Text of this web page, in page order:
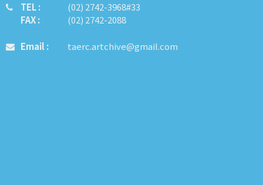
TEL :
FAX :
​​​​(02) 2742-3968#33
(02) 2742-2088
Email : taerc.artchive@gmail.com